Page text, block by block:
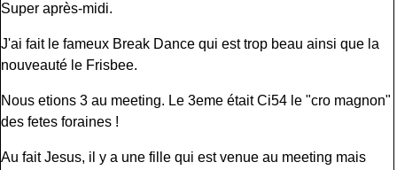
Super après-midi.
J'ai fait le fameux Break Dance qui est trop beau ainsi que la
nouveauté le Frisbee.
Nous etions 3 au meeting. Le 3eme était Ci54 le "cro magnon"
des fetes foraines !
Au fait Jesus, il y a une fille qui est venue au meeting mais